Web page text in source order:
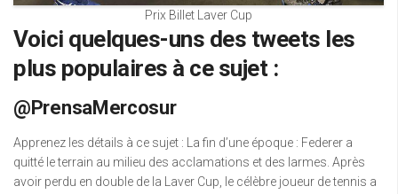
Prix Billet Laver Cup
Voici quelques-uns des tweets les
plus populaires à ce sujet :
@PrensaMercosur
Apprenez les détails à ce sujet : La fin d’une époque : Federer a
quitté le terrain au milieu des acclamations et des larmes. Après
avoir perdu en double de la Laver Cup, le célèbre joueur de tennis a